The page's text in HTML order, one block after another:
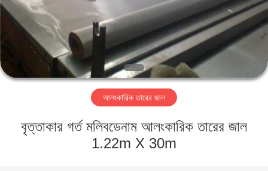
ভিডিও
ভিআর
শো
আমাদের
আলংকারিক তারের জাল
বৃত্তাকার গর্ত মলিবডেনাম আলংকারিক তারের জাল
1.22m X 30m